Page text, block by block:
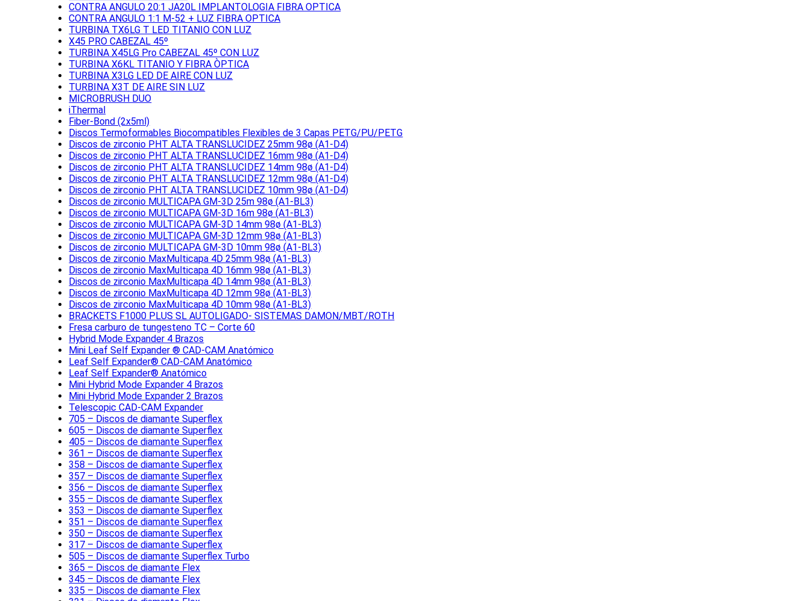
CONTRA ANGULO 20:1 JA20L IMPLANTOLOGIA FIBRA OPTICA
CONTRA ANGULO 1:1 M-52 + LUZ FIBRA OPTICA
TURBINA TX6LG T LED TITANIO CON LUZ
X45 PRO CABEZAL 45º
TURBINA X45LG Pro CABEZAL 45º CON LUZ
TURBINA X6KL TITANIO Y FIBRA ÒPTICA
TURBINA X3LG LED DE AIRE CON LUZ
TURBINA X3T DE AIRE SIN LUZ
MICROBRUSH DUO
iThermal
Fiber-Bond (2x5ml)
Discos Termoformables Biocompatibles Flexibles de 3 Capas PETG/PU/PETG
Discos de zirconio PHT ALTA TRANSLUCIDEZ 25mm 98ø (A1-D4)
Discos de zirconio PHT ALTA TRANSLUCIDEZ 16mm 98ø (A1-D4)
Discos de zirconio PHT ALTA TRANSLUCIDEZ 14mm 98ø (A1-D4)
Discos de zirconio PHT ALTA TRANSLUCIDEZ 12mm 98ø (A1-D4)
Discos de zirconio PHT ALTA TRANSLUCIDEZ 10mm 98ø (A1-D4)
Discos de zirconio MULTICAPA GM-3D 25m 98ø (A1-BL3)
Discos de zirconio MULTICAPA GM-3D 16m 98ø (A1-BL3)
Discos de zirconio MULTICAPA GM-3D 14mm 98ø (A1-BL3)
Discos de zirconio MULTICAPA GM-3D 12mm 98ø (A1-BL3)
Discos de zirconio MULTICAPA GM-3D 10mm 98ø (A1-BL3)
Discos de zirconio MaxMulticapa 4D 25mm 98ø (A1-BL3)
Discos de zirconio MaxMulticapa 4D 16mm 98ø (A1-BL3)
Discos de zirconio MaxMulticapa 4D 14mm 98ø (A1-BL3)
Discos de zirconio MaxMulticapa 4D 12mm 98ø (A1-BL3)
Discos de zirconio MaxMulticapa 4D 10mm 98ø (A1-BL3)
BRACKETS F1000 PLUS SL AUTOLIGADO- SISTEMAS DAMON/MBT/ROTH
Fresa carburo de tungesteno TC – Corte 60
Hybrid Mode Expander 4 Brazos
Mini Leaf Self Expander ® CAD-CAM Anatómico
Leaf Self Expander® CAD-CAM Anatómico
Leaf Self Expander® Anatómico
Mini Hybrid Mode Expander 4 Brazos
Mini Hybrid Mode Expander 2 Brazos
Telescopic CAD-CAM Expander
705 – Discos de diamante Superflex
605 – Discos de diamante Superflex
405 – Discos de diamante Superflex
361 – Discos de diamante Superflex
358 – Discos de diamante Superflex
357 – Discos de diamante Superflex
356 – Discos de diamante Superflex
355 – Discos de diamante Superflex
353 – Discos de diamante Superflex
351 – Discos de diamante Superflex
350 – Discos de diamante Superflex
317 – Discos de diamante Superflex
505 – Discos de diamante Superflex Turbo
365 – Discos de diamante Flex
345 – Discos de diamante Flex
335 – Discos de diamante Flex